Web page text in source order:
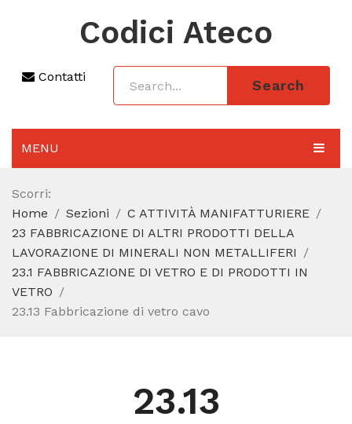
Codici Ateco
Contatti
Search
MENU
AGGIORNAMENTO 2025
SEZIONI
CODICE ATECO A COSA SERVE
CODICE FISCALE
Scorri:
Home
Sezioni
C ATTIVITÀ MANIFATTURIERE
23 FABBRICAZIONE DI ALTRI PRODOTTI DELLA
LAVORAZIONE DI MINERALI NON METALLIFERI
23.1 FABBRICAZIONE DI VETRO E DI PRODOTTI IN
VETRO
23.13 Fabbricazione di vetro cavo
23.13